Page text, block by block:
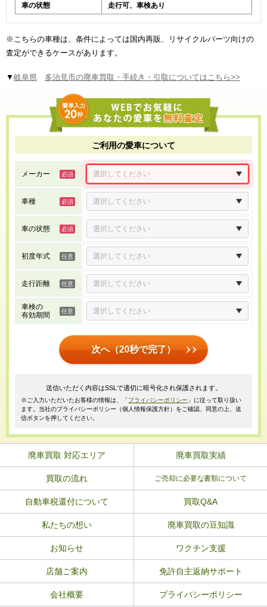
車の状態 走行可、車検あり
※こちらの車種は、条件によっては国内再販、リサイクルパーツ向けの
査定ができるケースがあります。
▼ 岐阜県 多治見市の廃車買取・手続き・引取についてはこちら>>
ご利用の愛車について
メーカー
車種
車の状態
初度年式
走行距離
車検の
有効期間
次へ（20秒で完了）
送信いただく内容はSSLで適切に暗号化され保護されます。
※ご入力いただいたお客様の情報は、「 プライバシーポリシー 」に従って取り扱い
ます。当社のプライバシーポリシー（個人情報保護方針）をご確認、同意の上、送
信ボタンを押してください。
廃車買取 対応エリア 廃車買取実績
買取の流れ ご売却に必要な書類について
自動車税還付について 買取Q&A
私たちの想い 廃車買取の豆知識
お知らせ ワクチン支援
店舗ご案内 免許自主返納サポート
会社概要 プライバシーポリシー